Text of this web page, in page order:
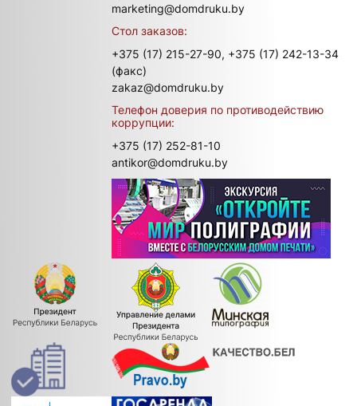
marketing@domdruku.by
Стол заказов:
+375 (17) 215-27-90, +375 (17) 242-13-34
(факс)
zakaz@domdruku.by
Телефон доверия по противодействию
коррупции:
+375 (17) 252-81-10
antikor@domdruku.by